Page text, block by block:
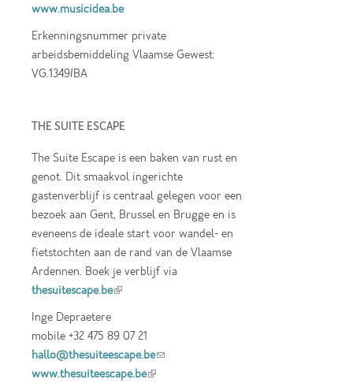
www.musicidea.be
Erkenningsnummer private
arbeidsbemiddeling Vlaamse Gewest:
VG.1349/BA
THE SUITE ESCAPE
The Suite Escape is een baken van rust en
genot. Dit smaakvol ingerichte
gastenverblijf is centraal gelegen voor een
bezoek aan Gent, Brussel en Brugge en is
eveneens de ideale start voor wandel- en
fietstochten aan de rand van de Vlaamse
Ardennen. Boek je verblijf via
thesuitescape.be(link is external)
Inge Depraetere
mobile +32 475 89 07 21
hallo@thesuiteescape.be(link sends e-mail)
www.thesuiteescape.be(link is external)